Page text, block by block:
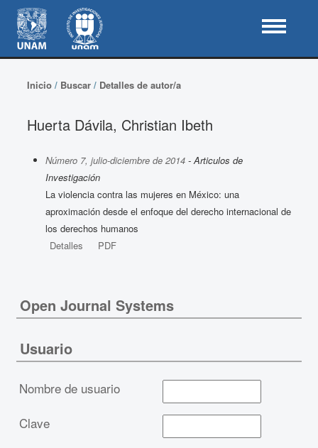
Inicio/ Buscar/ Detalles de autor/a
Huerta Dávila, Christian Ibeth
Número 7, julio-diciembre de 2014- Articulos de
Investigación
La violencia contra las mujeres en México: una
aproximación desde el enfoque del derecho internacional de
los derechos humanos
Detalles
PDF
Open Journal Systems
Usuario
Nombre de usuario
Clave